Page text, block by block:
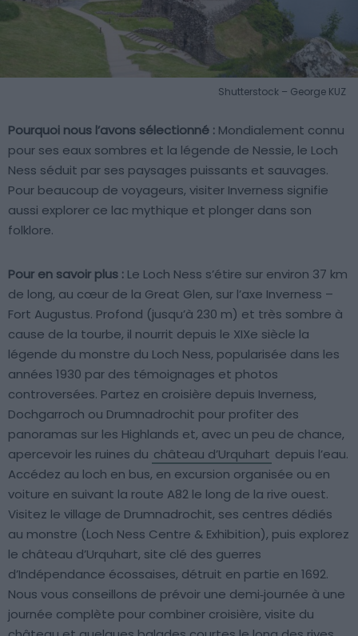
Shutterstock – George KUZ
Pourquoi nous l’avons sélectionné : Mondialement connu
pour ses eaux sombres et la légende de Nessie, le Loch
Ness séduit par ses paysages puissants et sauvages.
Pour beaucoup de voyageurs, visiter Inverness signifie
aussi explorer ce lac mythique et plonger dans son
folklore.
Pour en savoir plus : Le Loch Ness s’étire sur environ 37 km
de long, au cœur de la Great Glen, sur l’axe Inverness –
Fort Augustus. Profond (jusqu’à 230 m) et très sombre à
cause de la tourbe, il nourrit depuis le XIXe siècle la
légende du monstre du Loch Ness, popularisée dans les
années 1930 par des témoignages et photos
controversées. Partez en croisière depuis Inverness,
Dochgarroch ou Drumnadrochit pour profiter des
panoramas sur les Highlands et, avec un peu de chance,
apercevoir les ruines du château d’Urquhart depuis l’eau.
Accédez au loch en bus, en excursion organisée ou en
voiture en suivant la route A82 le long de la rive ouest.
Visitez le village de Drumnadrochit, ses centres dédiés
au monstre (Loch Ness Centre & Exhibition), puis explorez
le château d’Urquhart, site clé des guerres
d’Indépendance écossaises, détruit en partie en 1692.
Nous vous conseillons de prévoir une demi‑journée à une
journée complète pour combiner croisière, visite du